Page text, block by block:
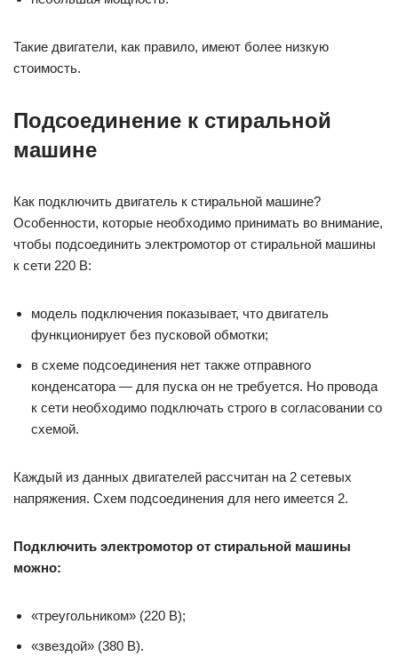
Такие двигатели, как правило, имеют более низкую
стоимость.
Подсоединение к стиральной
машине
Как подключить двигатель к стиральной машине?
Особенности, которые необходимо принимать во внимание,
чтобы подсоединить электромотор от стиральной машины
к сети 220 В:
модель подключения показывает, что двигатель
функционирует без пусковой обмотки;
в схеме подсоединения нет также отправного
конденсатора — для пуска он не требуется. Но провода
к сети необходимо подключать строго в согласовании со
схемой.
Каждый из данных двигателей рассчитан на 2 сетевых
напряжения. Схем подсоединения для него имеется 2.
Подключить электромотор от стиральной машины
можно:
«треугольником» (220 В);
«звездой» (380 В).